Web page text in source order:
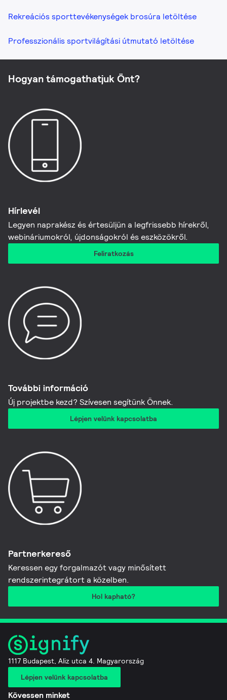
Rekreációs sporttevékenységek brosúra letöltése
Professzionális sportvilágítási útmutató letöltése
Hogyan támogathatjuk Önt?
Hírlevél
Legyen naprakész és értesüljün a legfrissebb hírekről,
webináriumokról, újdonságokról és eszközökről.​
Feliratkozás
További információ​
Új projektbe kezd? Szívesen segítünk Önnek.
Lépjen velünk kapcsolatba
Partnerkereső
Keressen egy forgalmazót vagy minősített
rendszerintegrátort a közelben.
Hol kapható?
1117 Budapest, Aliz utca 4. Magyarország
Lépjen velünk kapcsolatba
Kövessen minket